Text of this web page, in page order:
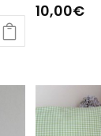
10,00€
múltiples
variantes.